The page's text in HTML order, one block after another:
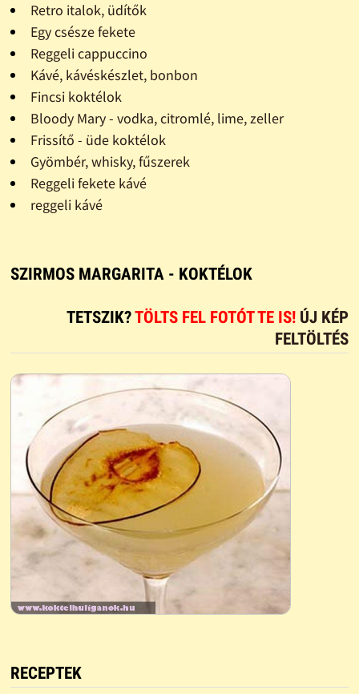
Retro italok, üdítők
Egy csésze fekete
Reggeli cappuccino
Kávé, kávéskészlet, bonbon
Fincsi koktélok
Bloody Mary - vodka, citromlé, lime, zeller
Frissítő - üde koktélok
Gyömbér, whisky, fűszerek
Reggeli fekete kávé
reggeli kávé
SZIRMOS MARGARITA - KOKTÉLOK
TETSZIK?TÖLTS FEL FOTÓT TE IS! ÚJ KÉP
FELTÖLTÉS
RECEPTEK